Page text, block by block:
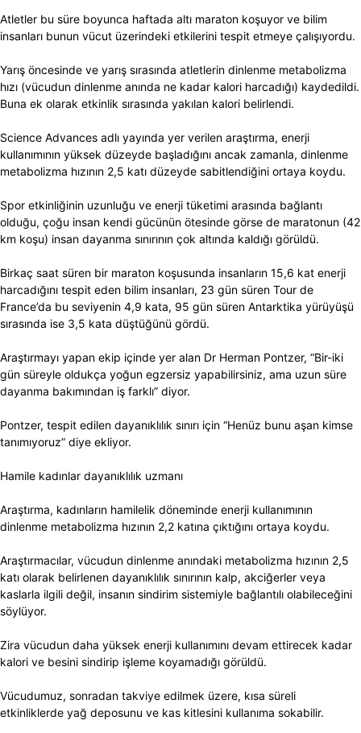
Atletler bu süre boyunca haftada altı maraton koşuyor ve bilim
insanları bunun vücut üzerindeki etkilerini tespit etmeye çalışıyordu.
Yarış öncesinde ve yarış sırasında atletlerin dinlenme metabolizma
hızı (vücudun dinlenme anında ne kadar kalori harcadığı) kaydedildi.
Buna ek olarak etkinlik sırasında yakılan kalori belirlendi.
Science Advances adlı yayında yer verilen araştırma, enerji
kullanımının yüksek düzeyde başladığını ancak zamanla, dinlenme
metabolizma hızının 2,5 katı düzeyde sabitlendiğini ortaya koydu.
Spor etkinliğinin uzunluğu ve enerji tüketimi arasında bağlantı
olduğu, çoğu insan kendi gücünün ötesinde görse de maratonun (42
km koşu) insan dayanma sınırının çok altında kaldığı görüldü.
Birkaç saat süren bir maraton koşusunda insanların 15,6 kat enerji
harcadığını tespit eden bilim insanları, 23 gün süren Tour de
France’da bu seviyenin 4,9 kata, 95 gün süren Antarktika yürüyüşü
sırasında ise 3,5 kata düştüğünü gördü.
Araştırmayı yapan ekip içinde yer alan Dr Herman Pontzer, “Bir-iki
gün süreyle oldukça yoğun egzersiz yapabilirsiniz, ama uzun süre
dayanma bakımından iş farklı” diyor.
Pontzer, tespit edilen dayanıklılık sınırı için “Henüz bunu aşan kimse
tanımıyoruz” diye ekliyor.
Hamile kadınlar dayanıklılık uzmanı
Araştırma, kadınların hamilelik döneminde enerji kullanımının
dinlenme metabolizma hızının 2,2 katına çıktığını ortaya koydu.
Araştırmacılar, vücudun dinlenme anındaki metabolizma hızının 2,5
katı olarak belirlenen dayanıklılık sınırının kalp, akciğerler veya
kaslarla ilgili değil, insanın sindirim sistemiyle bağlantılı olabileceğini
söylüyor.
Zira vücudun daha yüksek enerji kullanımını devam ettirecek kadar
kalori ve besini sindirip işleme koyamadığı görüldü.
Vücudumuz, sonradan takviye edilmek üzere, kısa süreli
etkinliklerde yağ deposunu ve kas kitlesini kullanıma sokabilir.